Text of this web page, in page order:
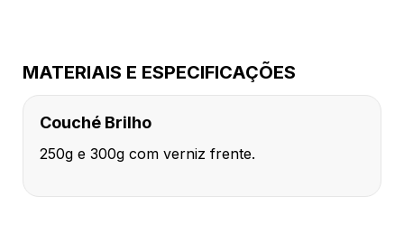
MATERIAIS E ESPECIFICAÇÕES
Couché Brilho
250g e 300g com verniz frente.